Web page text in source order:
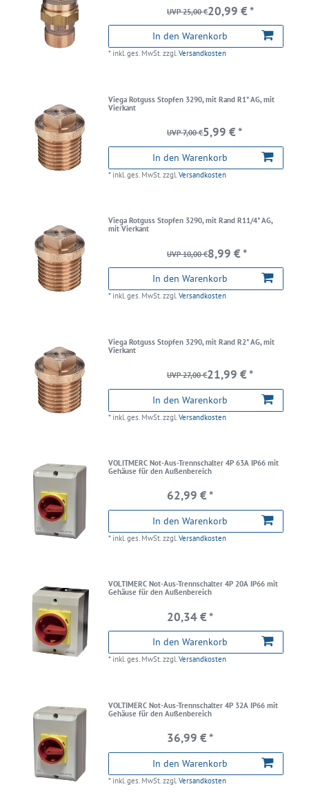
UVP 25,00 €20,99 € *
In den Warenkorb
* inkl. ges. MwSt.zzgl.Versandkosten
Viega Rotguss Stopfen 3290, mit Rand R1" AG, mit
Vierkant
UVP 7,00 €5,99 € *
In den Warenkorb
* inkl. ges. MwSt.zzgl.Versandkosten
Viega Rotguss Stopfen 3290, mit Rand R11/4" AG,
mit Vierkant
UVP 10,00 €8,99 € *
In den Warenkorb
* inkl. ges. MwSt.zzgl.Versandkosten
Viega Rotguss Stopfen 3290, mit Rand R2" AG, mit
Vierkant
UVP 27,00 €21,99 € *
In den Warenkorb
* inkl. ges. MwSt. zzgl.Versandkosten
VOLITMERC Not-Aus-Trennschalter 4P 63A IP66 mit
Gehäuse für den Außenbereich
62,99 € *
In den Warenkorb
* inkl. ges. MwSt.zzgl.Versandkosten
VOLTIMERC Not-Aus-Trennschalter 4P 20A IP66 mit
Gehäuse für den Außenbereich
20,34 € *
In den Warenkorb
* inkl. ges. MwSt.zzgl.Versandkosten
VOLTIMERC Not-Aus-Trennschalter 4P 32A IP66 mit
Gehäuse für den Außenbereich
36,99 € *
In den Warenkorb
* inkl. ges. MwSt. zzgl.Versandkosten